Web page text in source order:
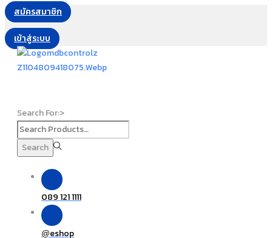
สมัครสมาชิก
เข้าสู่ระบบ
Search For:>
Search
089 121 1111
@eshop